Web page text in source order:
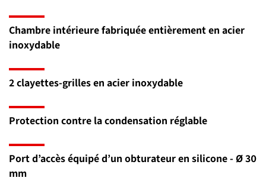
Chambre intérieure fabriquée entièrement en acier
inoxydable
2 clayettes-grilles en acier inoxydable
Protection contre la condensation réglable
Port d’accès équipé d’un obturateur en silicone - Ø 30
mm